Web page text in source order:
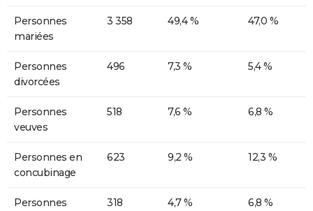
Personnes
mariées
3 358 49,4 % 47,0 %
Personnes
divorcées
496 7,3 % 5,4 %
Personnes
veuves
518 7,6 % 6,8 %
Personnes en
concubinage
623 9,2 % 12,3 %
Personnes
318 4,7 % 6,8 %